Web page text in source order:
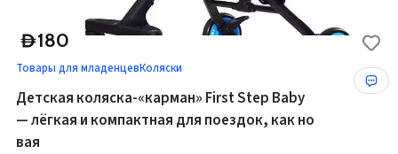
D180
Товары для младенцевКоляски
Детская коляска-«карман» First Step Baby
— лёгкая и компактная для поездок, как но
вая